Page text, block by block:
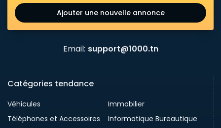
Ajouter une nouvelle annonce
Email: support@1000.tn
Catégories tendance
Véhicules
Immobilier
Téléphones et Accessoires
Informatique Bureautique